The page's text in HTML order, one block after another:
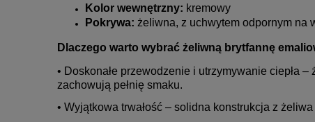
Kolor wewnętrzny: kremowy
Pokrywa: żeliwna, z uchwytem odpornym na
Dlaczego warto wybrać żeliwną brytfannę
• Doskonałe przewodzenie i utrzymywanie ciepła
zachowują pełnię smaku.
• Wyjątkowa trwałość – solidna konstrukcja z